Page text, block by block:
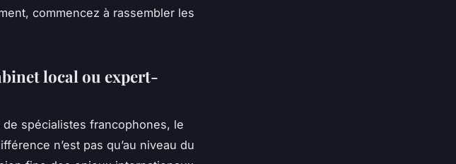
commencez à rassembler les
local ou expert-
spécialistes francophones, le
n’est pas qu’au niveau du